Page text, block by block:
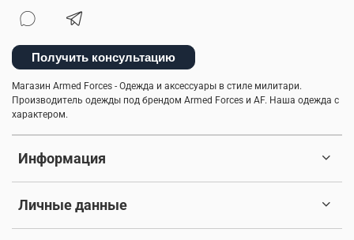
Информация
Личные данные
Получить консультацию
Магазин Armed Forces - Одежда и аксессуары в стиле милитари.
Производитель одежды под брендом Armed Forces и AF. Наша одежда с
характером.